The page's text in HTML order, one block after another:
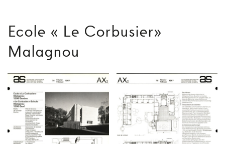
Ecole « Le Corbusier»
Malagnou